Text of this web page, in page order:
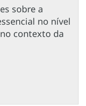
sobre a
no nível
contexto da